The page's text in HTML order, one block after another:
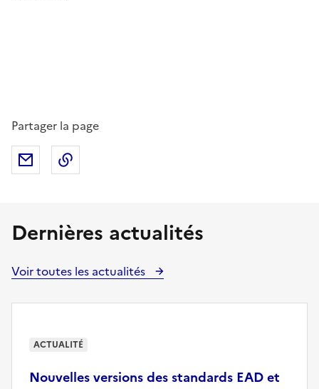
Partager la page
Partager par mail
Dernières actualités
Voir toutes les actualités
Nouvelles versions des standards EAD et
ACTUALITÉ